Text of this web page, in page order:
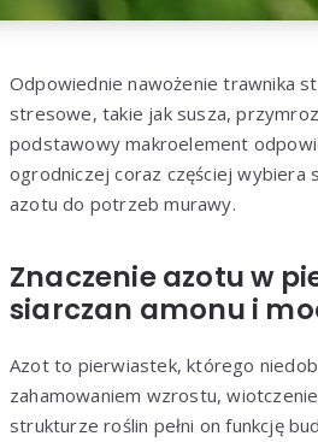
Odpowiednie nawożenie trawnika
stresowe, takie jak susza,
podstawowy makroelement
ogrodniczej coraz częściej wybiera
azotu do potrzeb murawy.
Znaczenie azotu w
siarczan amonu i
Azot to pierwiastek, którego
zahamowaniem wzrostu,
strukturze roślin pełni on funkcję